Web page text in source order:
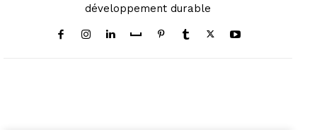
développement durable